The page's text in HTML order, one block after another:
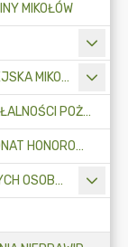
MIKOŁÓW
MŁODZIEŻOWA RADA MIEJSKA MIKOŁOWA
MIKOŁOWSKA RADA DZIAŁALNOŚCI POŻYTKU PUBLICZNEGO
LOGO MIKOŁOWA I PATRONAT HONOROWY BURMISTRZA MIKOŁOWA
BEZPIECZEŃSTWO DANYCH OSOBOWYCH